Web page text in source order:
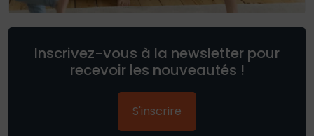
Inscrivez-vous à la newsletter pour
recevoir les nouveautés !
S'inscrire